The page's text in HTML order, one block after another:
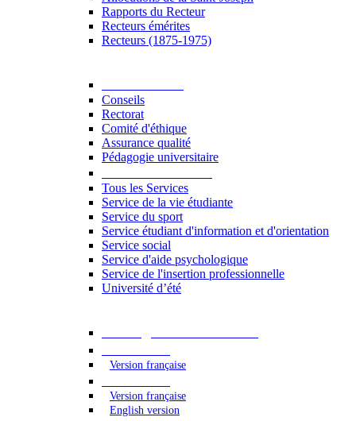
Rapports du Recteur
Recteurs émérites
Recteurs (1875-1975)
Conseils
Rectorat
Comité d'éthique
Assurance qualité
Pédagogie universitaire
Tous les Services
Service de la vie étudiante
Service du sport
Service étudiant d'information et d'orientation
Service social
Service d'aide psychologique
Service de l'insertion professionnelle
Université d’été
Version française
Version française
English version